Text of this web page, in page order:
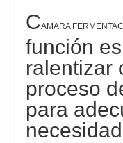
CAMARA
función
ralentizar
proceso
para